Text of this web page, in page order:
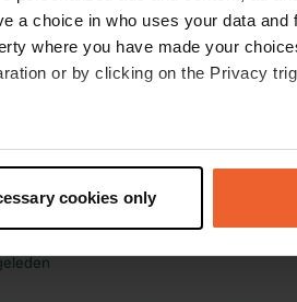
a choice in who uses your data and
where you have made your
or by clicking on the Privacy
which can be accurate to within
and set your preferences in the
social media features and to
advertising and analytics
cookies only
stadje en supermarkt. sanitair prima.